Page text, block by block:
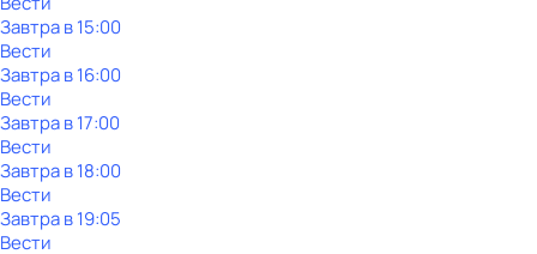
Завтра в 15:00
Вести
Завтра в 16:00
Вести
Завтра в 17:00
Вести
Завтра в 18:00
Вести
Завтра в 19:05
Вести